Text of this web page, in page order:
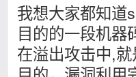
我想大家都知道
目的的一段机器
在溢出攻击中,